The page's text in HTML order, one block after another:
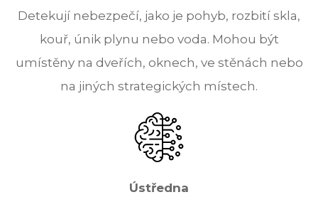
Detekují nebezpečí, jako je pohyb, rozbití skla,
kouř, únik plynu nebo voda. Mohou být
umístěny na dveřích, oknech, ve stěnách nebo
na jiných strategických místech.
Ústředna